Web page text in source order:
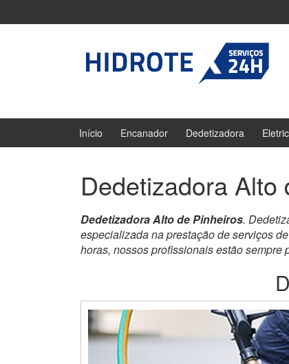
Início Encanador Dedetizadora
Dedetizadora Alto
Dedetizadora Alto de Pinheiros.
especializada na prestação de serviços de
horas, nossos profissionais estão sempre